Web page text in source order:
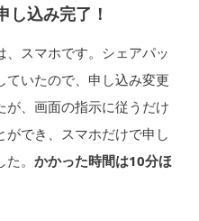
し込み完了！
スマホです。シェアパッ
ていたので、申し込み変更
、画面の指示に従うだけ
でき、スマホだけで申し
。 かかった時間は10分ほ